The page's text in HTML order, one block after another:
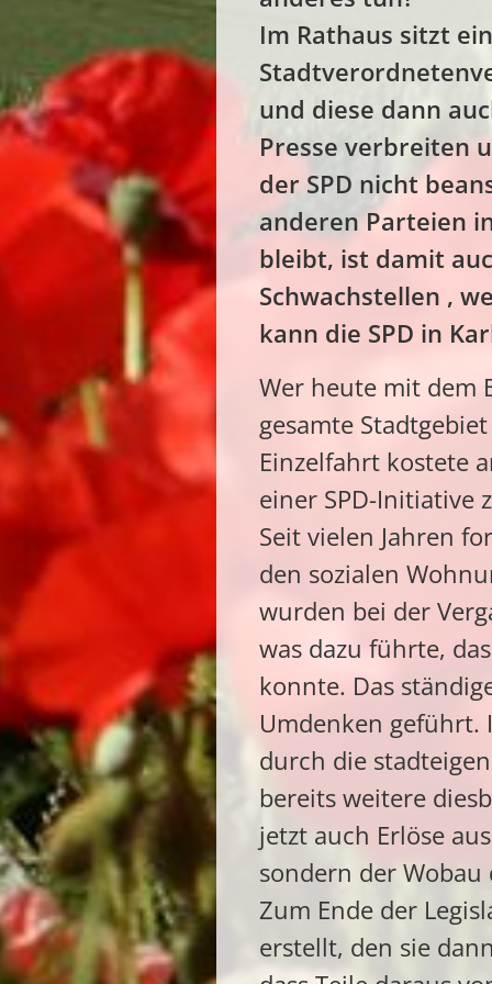
Im Rathaus sitzt
und diese dann
Presse verbreiten
der SPD nicht
anderen Parteien
bleibt, ist damit
Schwachstellen ,
kann die SPD in
Wer heute mit dem
gesamte
Einzelfahrt kostete
einer SPD-Initiative
Seit vielen Jahren
den sozialen
wurden bei der
was dazu führte,
konnte. Das
Umdenken geführt.
durch die
bereits weitere
jetzt auch Erlöse
sondern der
Zum Ende der
erstellt, den sie